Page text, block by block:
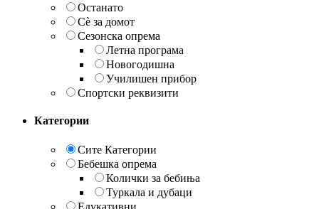
Останато
Сè за домот
Сезонска опрема
Летна програма
Новогодишна
Училишен прибор
Спортски реквизити
Категории
Сите Категории
Бебешка опрема
Колички за бебиња
Туркала и дубаци